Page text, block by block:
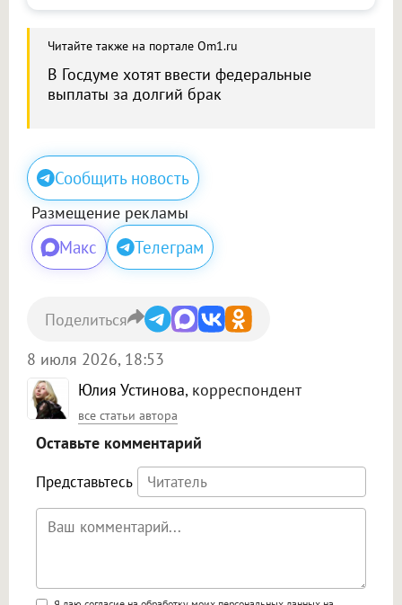
Читайте также на портале Om1.ru
В Госдуме хотят ввести федеральные
выплаты за долгий брак
Сообщить новость
Размещение рекламы
Макс Телеграм
Юлия Устинова, корреспондент
все статьи автора
8 июля 2026, 18:53
Поделиться
Оставьте комментарий
Представьтесь